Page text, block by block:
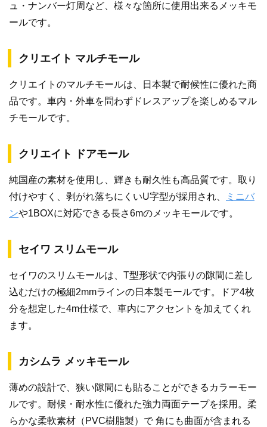
ュ・ナンバー灯周など、様々な箇所に使用出来るメッキモ
ールです。
クリエイト マルチモール
クリエイトのマルチモールは、日本製で耐候性に優れた商
品です。車内・外車を問わずドレスアップを楽しめるマル
チモールです。
クリエイト ドアモール
純国産の素材を使用し、輝きも耐久性も高品質です。取り
付けやすく、剥がれ落ちにくいU字型が採用され、
ミニバ
ンや1BOXに対応できる長さ6mのメッキモールです。
セイワ スリムモール
セイワのスリムモールは、T型形状で内張りの隙間に差し
込むだけの極細2mmラインの日本製モールです。ドア4枚
分を想定した4m仕様で、車内にアクセントを加えてくれ
ます。
カシムラ メッキモール
薄めの設計で、狭い隙間にも貼ることができるカラーモー
ルです。耐候・耐水性に優れた強力両面テープを採用。柔
らかな柔軟素材（PVC樹脂製）で 角にも曲面が含まれる